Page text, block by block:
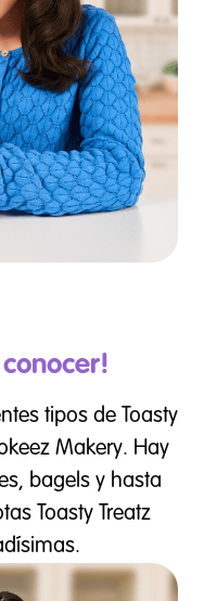
tipos de Toasty
Makery. Hay
bagels y hasta
Toasty Treatz